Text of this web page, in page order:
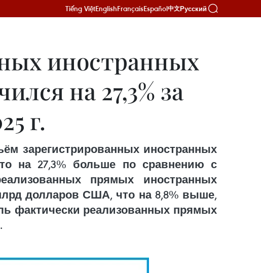
Tiếng ViệtEnglishFrançaisEspañol中文Русский
иностранных
на 27,3% за
г.
зарегистрированных иностранных
на 27,3% больше по сравнению с
прямых иностранных
долларов США, что на 8,8% выше,
фактически реализованных прямых